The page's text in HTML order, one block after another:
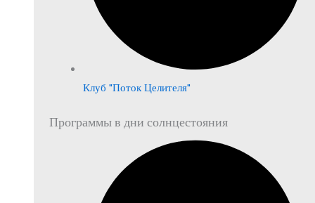
Клуб "Поток Целителя"
Программы в дни солнцестояния